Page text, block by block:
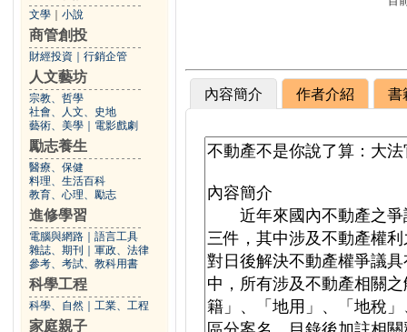
文學 小說
商管創投
財經投資 行銷企管
人文藝坊
宗教、哲學
社會、人文、史地
藝術、美學
電影戲劇
勵志養生
醫療、保健
料理、生活百科
教育、心理、勵志
進修學習
電腦與網路
語言工具
雜誌、期刊
軍政、法律
參考、考試、教科用書
科學工程
科學、自然 工業、工程
家庭親子
內容簡介 作者介紹 書